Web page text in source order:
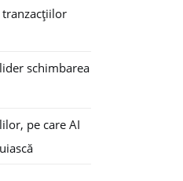
schimbarea
pe care AI